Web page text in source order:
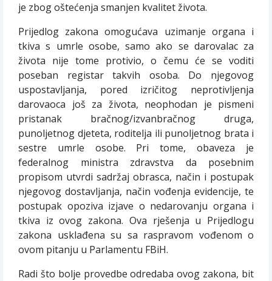
je zbog oštećenja smanjen kvalitet života.
Prijedlog zakona omogućava uzimanje organa i
tkiva s umrle osobe, samo ako se darovalac za
života nije tome protivio, o čemu će se voditi
poseban registar takvih osoba. Do njegovog
uspostavljanja, pored izričitog neprotivljenja
darovaoca još za života, neophodan je pismeni
pristanak bračnog/izvanbračnog druga,
punoljetnog djeteta, roditelja ili punoljetnog brata i
sestre umrle osobe. Pri tome, obaveza je
federalnog ministra zdravstva da posebnim
propisom utvrdi sadržaj obrasca, način i postupak
njegovog dostavljanja, način vođenja evidencije, te
postupak opoziva izjave o nedarovanju organa i
tkiva iz ovog zakona. Ova rješenja u Prijedlogu
zakona usklađena su sa raspravom vođenom o
ovom pitanju u Parlamentu FBiH.
Radi što bolje provedbe odredaba ovog zakona, bit